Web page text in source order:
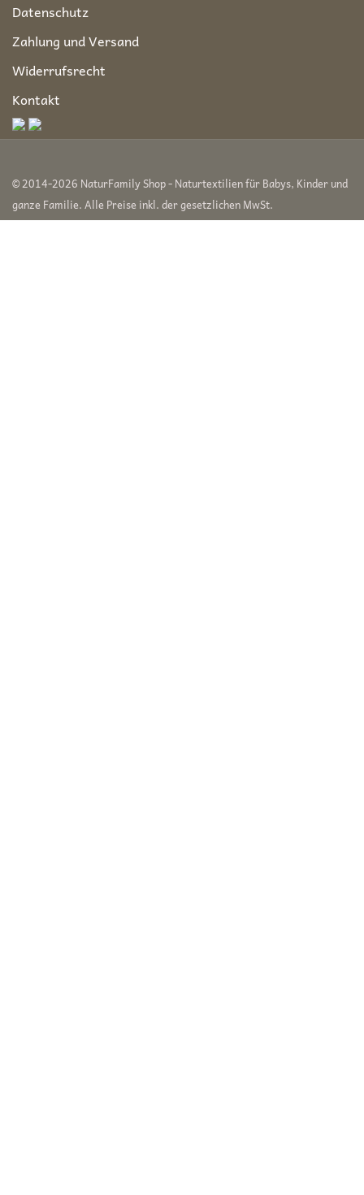
Datenschutz
Zahlung und Versand
Widerrufsrecht
Kontakt
© 2014-2026 NaturFamily Shop - Naturtextilien für Babys, Kinder und
ganze Familie. Alle Preise inkl. der gesetzlichen MwSt.